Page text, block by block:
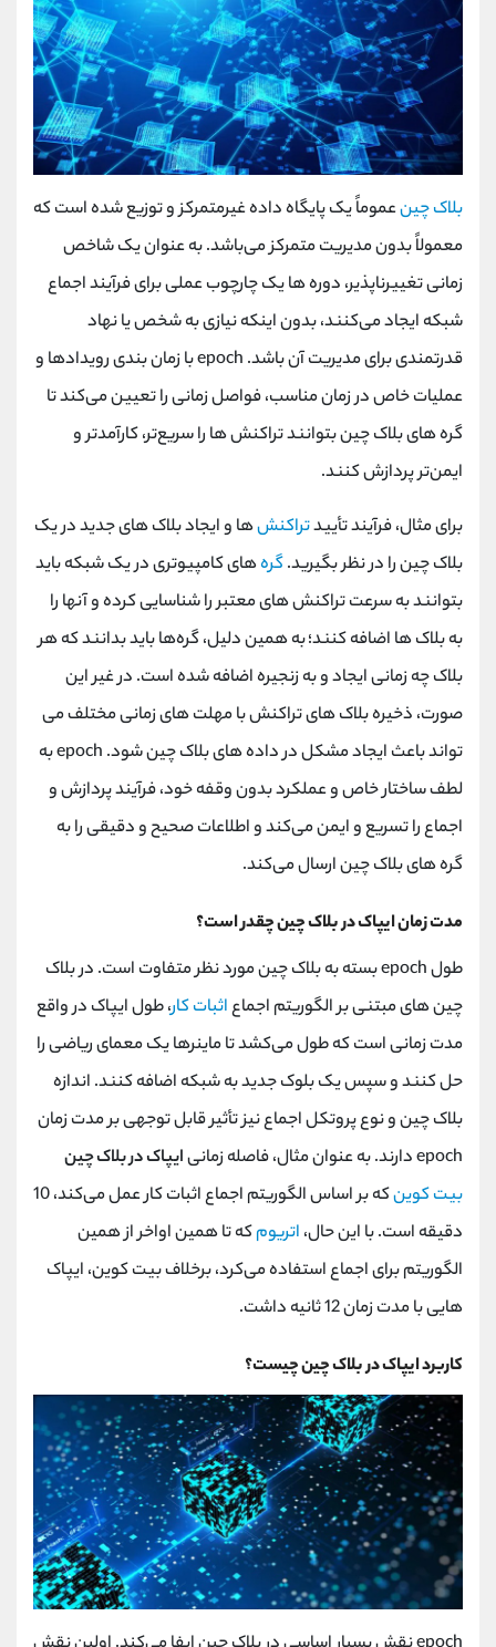
بلاک چینعموماً یک پایگاه داده غیرمتمرکز و توزیع ‌شده است که
معمولاً بدون مدیریت متمرکز می‌باشد. به عنوان یک شاخص
زمانی تغییرناپذیر، دوره ‌ها یک چارچوب عملی برای فرآیند اجماع
شبکه ایجاد می‌کنند، بدون اینکه نیازی به شخص یا نهاد
قدرتمندی برای مدیریت آن باشد. epoch با زمان ‌بندی رویدادها و
عملیات خاص در زمان مناسب، فواصل زمانی را تعیین می‌کند تا
گره‌ های بلاک چین بتوانند تراکنش ‌ها را سریع‌تر، کارآمدتر و
ایمن‌تر پردازش کنند.
برای مثال، فرآیند تأییدتراکنش‌ها و ایجاد بلاک ‌های جدید در یک
بلاک چین را در نظر بگیرید.گره‌های کامپیوتری در یک شبکه باید
بتوانند به سرعت تراکنش ‌های معتبر را شناسایی کرده و آنها را
به بلاک ها اضافه کنند؛ به همین دلیل، گره‌ها باید بدانند که هر
بلاک چه زمانی ایجاد و به زنجیره اضافه شده است. در غیر این
صورت، ذخیره بلاک ‌های تراکنش با مهلت ‌های زمانی مختلف می
‌تواند باعث ایجاد مشکل در داده‌ های بلاک چین شود. epoch به
لطف ساختار خاص و عملکرد بدون وقفه خود، فرآیند پردازش و
اجماع را تسریع و ایمن می‌کند و اطلاعات صحیح و دقیقی را به
گره ‌های بلاک چین ارسال می‌کند.
مدت زمان ایپاک در بلاک چین چقدر است؟
طول epoch بسته به بلاک چین مورد نظر متفاوت است. در بلاک
چین ‌های مبتنی بر الگوریتم اجماعاثبات کار، طول ایپاک در واقع
مدت زمانی است که طول می‌کشد تا ماینرها یک معمای ریاضی را
حل کنند و سپس یک بلوک جدید به شبکه اضافه کنند. اندازه
بلاک چین و نوع پروتکل اجماع نیز تأثیر قابل توجهی بر مدت زمان
epoch دارند. به عنوان مثال، فاصله زمانی
ایپاک در بلاک چین
بیت‌ کوین
که بر اساس الگوریتم اجماع اثبات کار عمل می‌کند، 10
دقیقه است. با این حال، اتریومکه تا همین اواخر از همین
الگوریتم برای اجماع استفاده می‌کرد، برخلاف بیت‌ کوین، ایپاک
هایی با مدت زمان 12 ثانیه داشت.
کاربرد ایپاک در بلاک چین چیست؟